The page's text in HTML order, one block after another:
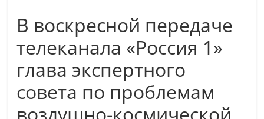
В воскресной передаче
телеканала «Россия 1»
глава экспертного
совета по проблемам